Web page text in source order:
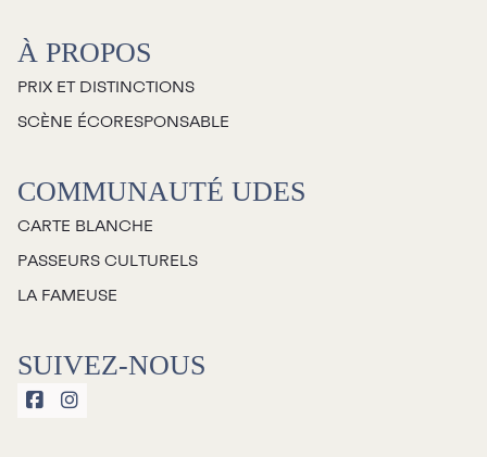
Galerie d’art Antoine-
Sirois
À PROPOS
PRIX ET DISTINCTIONS
SCÈNE ÉCORESPONSABLE
COMMUNAUTÉ UDES
CARTE BLANCHE
PASSEURS CULTURELS
LA FAMEUSE
SUIVEZ-NOUS
 